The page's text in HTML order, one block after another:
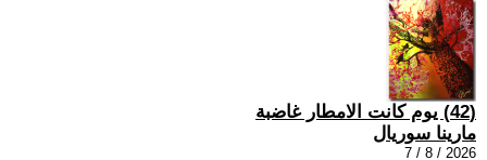
(42) يوم كانت الامطار غاضبة
مارينا سوريال
2026 / 8 / 7